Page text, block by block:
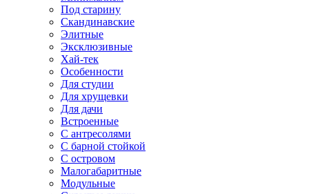
Под старину
Скандинавские
Элитные
Эксклюзивные
Хай-тек
Особенности
Для студии
Для хрущевки
Для дачи
Встроенные
С антресолями
С барной стойкой
С островом
Малогабаритные
Модульные